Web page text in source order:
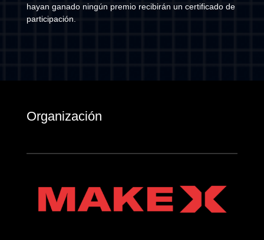
hayan ganado ningún premio recibirán un certificado de
participación.
Organización